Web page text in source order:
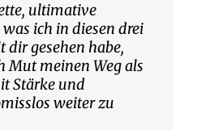
ultimative
was ich in diesen drei
dir gesehen habe,
meinen Weg als
Stärke und
weiter zu